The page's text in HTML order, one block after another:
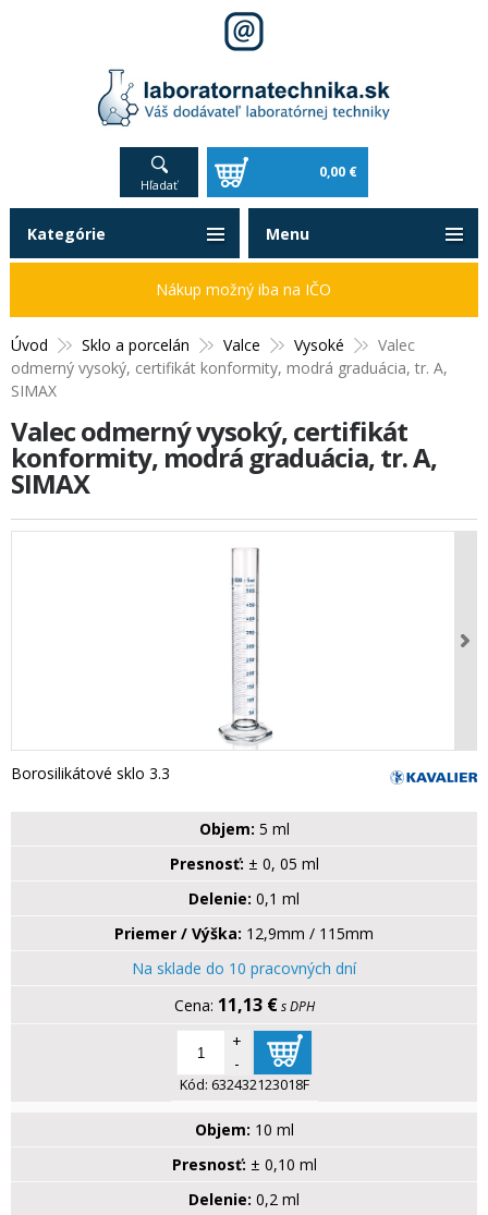
Hľadať
0,00 €
Úvod Sklo a porcelán Valce Vysoké
Valec
odmerný vysoký, certifikát konformity, modrá graduácia, tr. A,
SIMAX
Valec odmerný vysoký, certifikát
konformity, modrá graduácia, tr. A,
SIMAX
Borosilikátové sklo 3.3
Objem: 5 ml
Presnosť: ± 0, 05 ml
Delenie: 0,1 ml
Priemer / Výška: 12,9mm / 115mm
Na sklade do 10 pracovných dní
11,13 € s DPH
+
-
Kód: 632432123018F
Objem: 10 ml
Presnosť: ± 0,10 ml
Delenie: 0,2 ml
Kategórie
Nákup možný iba na IČO
Menu